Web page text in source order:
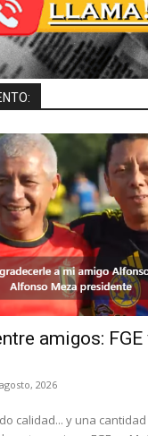
amigos: FGE
2026
calidad... y una